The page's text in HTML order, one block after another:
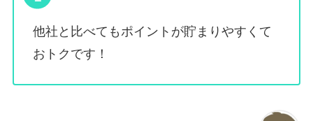
他社と比べてもポイントが貯まりやすくて
おトクです！